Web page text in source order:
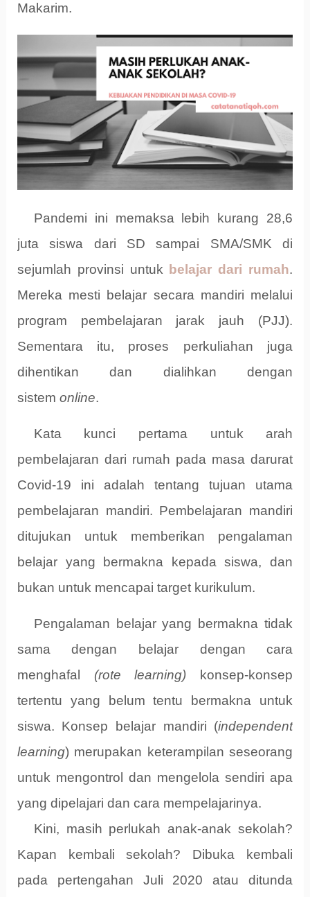
Makarim.
Pandemi ini memaksa lebih kurang 28,6
juta siswa dari SD sampai SMA/SMK di
sejumlah provinsi untuk
belajar dari rumah.
Mereka mesti belajar secara mandiri melalui
program pembelajaran jarak jauh (PJJ).
Sementara itu, proses perkuliahan juga
dihentikan dan dialihkan dengan
sistem online.
Kata kunci pertama untuk arah
pembelajaran dari rumah pada masa darurat
Covid-19 ini adalah tentang tujuan utama
pembelajaran mandiri. Pembelajaran mandiri
ditujukan untuk memberikan pengalaman
belajar yang bermakna kepada siswa, dan
bukan untuk mencapai target kurikulum.
Pengalaman belajar yang bermakna tidak
sama dengan belajar dengan cara
menghafal (rote learning) konsep-konsep
tertentu yang belum tentu bermakna untuk
siswa. Konsep belajar mandiri (independent
learning) merupakan keterampilan seseorang
untuk mengontrol dan mengelola sendiri apa
yang dipelajari dan cara mempelajarinya.
Kini, masih perlukah anak-anak sekolah?
Kapan kembali sekolah? Dibuka kembali
pada pertengahan Juli 2020 atau ditunda